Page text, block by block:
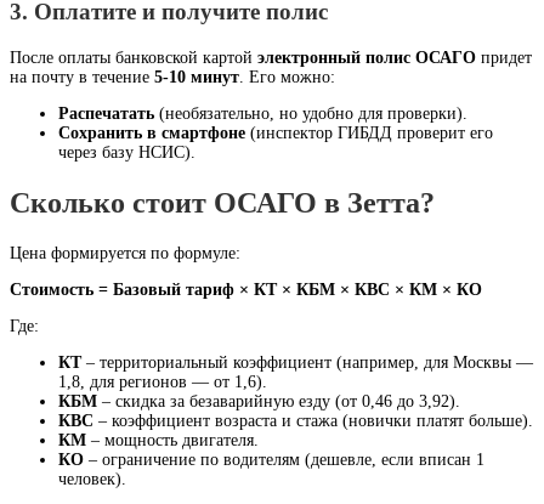
3. Оплатите и получите полис
После оплаты банковской картой электронный полис ОСАГО придет
на почту в течение 5-10 минут . Его можно:
Распечатать (необязательно, но удобно для проверки).
Сохранить в смартфоне (инспектор ГИБДД проверит его
через базу НСИС).
Сколько стоит ОСАГО в Зетта?
Цена формируется по формуле:
Стоимость = Базовый тариф × КТ × КБМ × КВС × КМ × КО
Где:
КТ– территориальный коэффициент (например, для Москвы —
1,8, для регионов — от 1,6).
КБМ – скидка за безаварийную езду (от 0,46 до 3,92).
КВС – коэффициент возраста и стажа (новички платят больше).
КМ – мощность двигателя.
КО – ограничение по водителям (дешевле, если вписан 1
человек).